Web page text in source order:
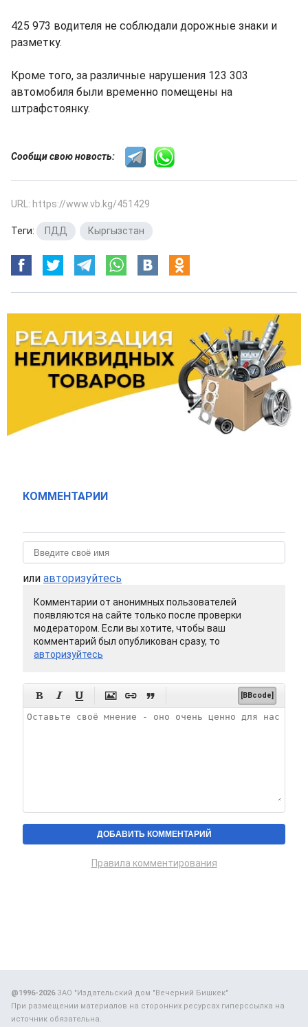
425 973 водителя не соблюдали дорожные знаки и
разметку.
Кроме того, за различные нарушения 123 303
автомобиля были временно помещены на
штрафстоянку.
Сообщи свою новость:
URL: https://www.vb.kg/451429
Теги: ПДД Кыргызстан
КОММЕНТАРИИ
или авторизуйтесь
Комментарии от анонимных пользователей
появляются на сайте только после проверки
модератором. Если вы хотите, чтобы ваш
комментарий был опубликован сразу, то
авторизуйтесь
      [BBcode]
Правила комментирования
@1996-2026ЗАО "Издательский дом "Вечерний Бишкек"
При размещении материалов на сторонних ресурсах гиперссылка на
источник обязательна.